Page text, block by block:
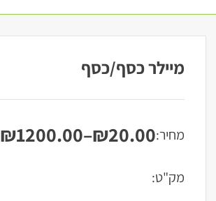
מיילר כסף/כסף
מחיר: ₪20.00
–
₪1200.00 טווח
עדמק"ט: